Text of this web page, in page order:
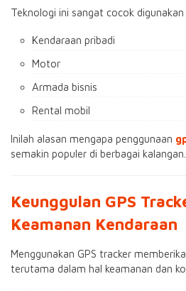
Teknologi ini sangat cocok
Kendaraan pribadi
Motor
Armada bisnis
Rental mobil
Inilah alasan mengapa penggunaan
semakin populer di berbagai kalangan.
Keunggulan GPS
Keamanan Kendaraan
Menggunakan GPS tracker
terutama dalam hal keamanan dan